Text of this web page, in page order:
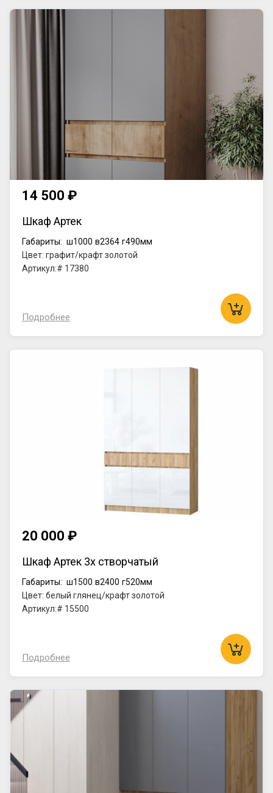
14 500 ₽
Шкаф Артек
Габариты: ш1000 в2364 г490мм
Цвет: графит/крафт золотой
Артикул:# 17380
Подробнее
20 000 ₽
Шкаф Артек 3х створчатый
Габариты: ш1500 в2400 г520мм
Цвет: белый глянец/крафт золотой
Артикул:# 15500
Подробнее